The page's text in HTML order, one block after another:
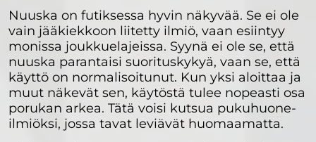
Nuuska on futiksessa hyvin näkyvää. Se ei ole
vain jääkiekkoon liitetty ilmiö, vaan esiintyy
monissa joukkuelajeissa. Syynä ei ole se, että
nuuska parantaisi suorituskykyä, vaan se, että
käyttö on normalisoitunut. Kun yksi aloittaa ja
muut näkevät sen, käytöstä tulee nopeasti osa
porukan arkea. Tätä voisi kutsua pukuhuone-
ilmiöksi, jossa tavat leviävät huomaamatta.